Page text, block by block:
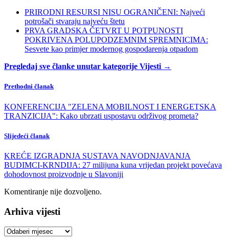
PRIRODNI RESURSI NISU OGRANIČENI: Najveći
potrošači stvaraju najveću štetu
PRVA GRADSKA ČETVRT U POTPUNOSTI
POKRIVENA POLUPODZEMNIM SPREMNICIMA:
Sesvete kao primjer modernog gospodarenja otpadom
Pregledaj sve članke unutar kategorije Vijesti →
Prethodni članak
KONFERENCIJA "ZELENA MOBILNOST I ENERGETSKA
TRANZICIJA": Kako ubrzati uspostavu održivog prometa?
Slijedeći članak
KREĆE IZGRADNJA SUSTAVA NAVODNJAVANJA
BUDIMCI-KRNDIJA: 27 milijuna kuna vrijedan projekt povećava
dohodovnost proizvodnje u Slavoniji
Komentiranje nije dozvoljeno.
Arhiva vijesti
Arhiva